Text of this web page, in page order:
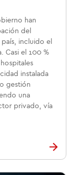
han
del
incluido el
Casi el 100 %
instalada
gestión
una
privado, vía